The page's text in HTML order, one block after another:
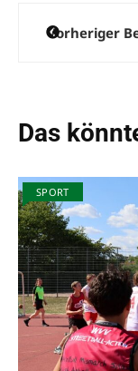
Vorheriger
Das
SPORT